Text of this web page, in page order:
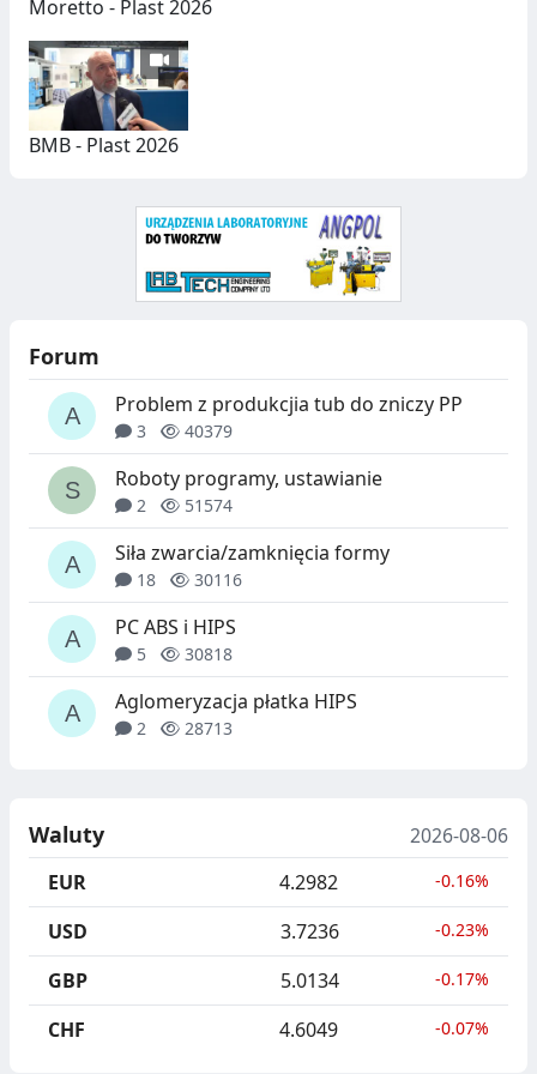
Moretto - Plast 2026
BMB - Plast 2026
Forum
Problem z produkcjia tub do zniczy PP
3 40379
Roboty programy, ustawianie
2 51574
Siła zwarcia/zamknięcia formy
18 30116
PC ABS i HIPS
5 30818
Aglomeryzacja płatka HIPS
2 28713
Waluty
2026-08-06
EUR
4.2982 -0.16%
USD 3.7236 -0.23%
GBP 5.0134 -0.17%
CHF 4.6049 -0.07%